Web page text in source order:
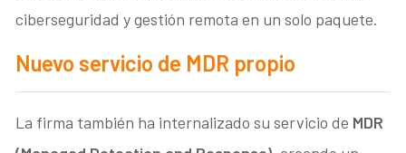
ciberseguridad y gestión remota en un solo paquete.
Nuevo servicio de MDR propio
La firma también ha internalizado su servicio de MDR